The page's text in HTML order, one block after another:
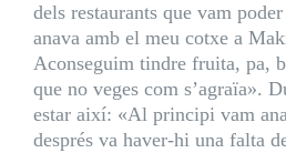
dels restaurants que vam
anava amb el meu cotxe a
Aconseguim tindre fruita, pa,
que no veges com s’agraïa».
estar així: «Al principi vam
després va haver-hi una falta